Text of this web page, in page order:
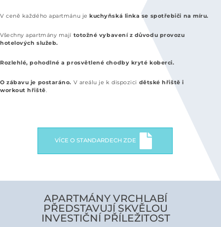
V ceně každého apartmánu jekuchyňská linka se spotřebiči na míru.
Všechny apartmány mají totožné vybavení z důvodu provozu
hotelových služeb.
Rozlehlé, pohodlné a prosvětlené chodby kryté koberci.
O zábavu je postaráno. V areálu je k dispozici dětské hřiště i
workout hřiště.
VÍCE O STANDARDECH ZDE
APARTMÁNY VRCHLABÍ
PŘEDSTAVUJÍ SKVĚLOU
INVESTIČNÍ PŘÍLEŽITOST